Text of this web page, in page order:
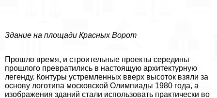
Здание на площади Красных Ворот
Прошло время, и строительные проекты середины
прошлого превратились в настоящую архитектурную
легенду. Контуры устремленных вверх высоток взяли за
основу логотипа московской Олимпиады 1980 года, а
изображения зданий стали использовать пpaктически во